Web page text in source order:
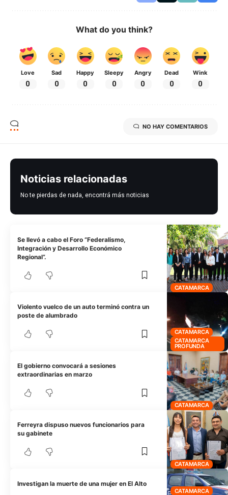
What do you think?
Love
0
Sad
0
Happy
0
Sleepy
0
Angry
0
Dead
0
Wink
0
NO HAY COMENTARIOS
Noticias relacionadas
No te pierdas de nada, encontrá más noticias
CATAMARCA
Se llevó a cabo el Foro “Federalismo,
Integración y Desarrollo Económico
Regional”.
CATAMARCA
CATAMARCA
PROFUNDA
Violento vuelco de un auto terminó contra un
poste de alumbrado
CATAMARCA
El gobierno convocará a sesiones
extraordinarias en marzo
CATAMARCA
Ferreyra dispuso nuevos funcionarios para
su gabinete
CATAMARCA
Investigan la muerte de una mujer en El Alto